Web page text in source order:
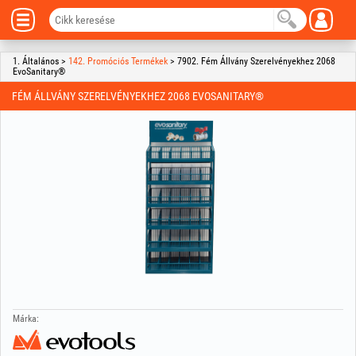
1. Általános > 142. Promóciós Termékek > 7902. Fém Állvány Szerelvényekhez 2068
EvoSanitary®
FÉM ÁLLVÁNY SZERELVÉNYEKHEZ 2068 EVOSANITARY®
Márka: